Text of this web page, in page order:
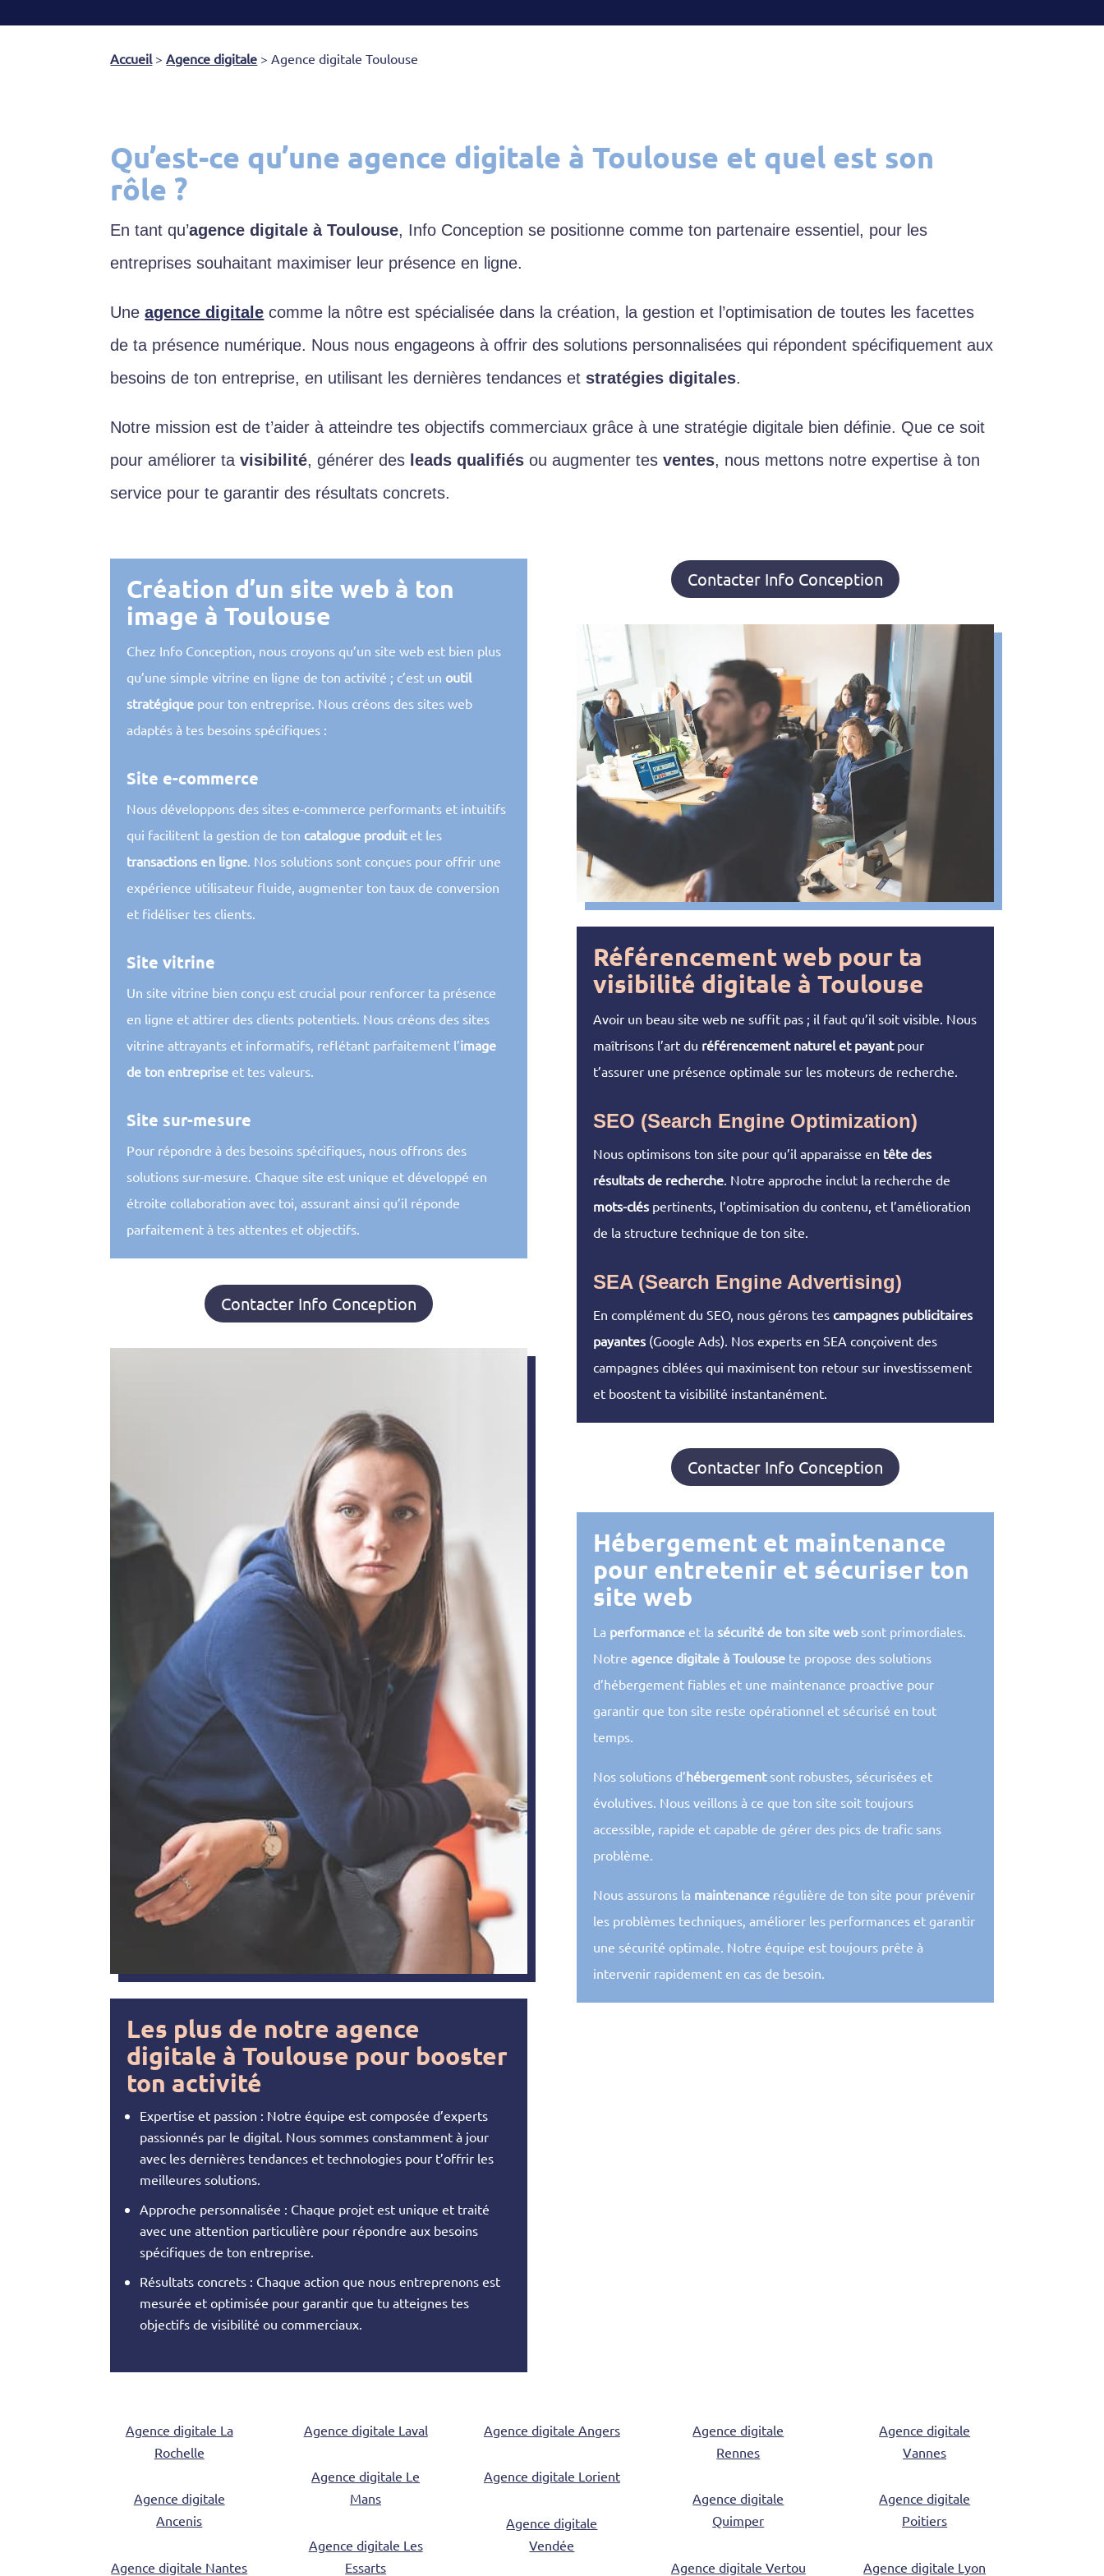
Accueil>Agence digitale >Agence digitale Toulouse
Qu’est-ce qu’une agence digitale à Toulouse et quel est son
rôle ?
En tant qu’agence digitale à Toulouse, Info Conception se positionne comme ton partenaire essentiel, pour les
entreprises souhaitant maximiser leur présence en ligne.
Uneagence digitale comme la nôtre est spécialisée dans la création, la gestion et l’optimisation de toutes les facettes
de ta présence numérique. Nous nous engageons à offrir des solutions personnalisées qui répondent spécifiquement aux
besoins de ton entreprise, en utilisant les dernières tendances et stratégies digitales.
Notre mission est de t’aider à atteindre tes objectifs commerciaux grâce à une stratégie digitale bien définie. Que ce soit
pour améliorer tavisibilité, générer des leads qualifiés ou augmenter tesventes, nous mettons notre expertise à ton
service pour te garantir des résultats concrets.
Création d’un site web à ton
image à Toulouse
Chez Info Conception, nous croyons qu’un site web est bien plus
qu’une simple vitrine en ligne de ton activité ; c’est un outil
stratégique pour ton entreprise. Nous créons des sites web
adaptés à tes besoins spécifiques :
Site e-commerce
Nous développons des sites e-commerce performants et intuitifs
qui facilitent la gestion de ton catalogue produitet les
transactions en ligne. Nos solutions sont conçues pour offrir une
expérience utilisateur fluide, augmenter ton taux de conversion
et fidéliser tes clients.
Site vitrine
Un site vitrine bien conçu est crucial pour renforcer ta présence
en ligne et attirer des clients potentiels. Nous créons des sites
vitrine attrayants et informatifs, reflétant parfaitement l’image
de ton entreprise et tes valeurs.
Site sur-mesure
Pour répondre à des besoins spécifiques, nous offrons des
solutions sur-mesure. Chaque site est unique et développé en
étroite collaboration avec toi, assurant ainsi qu’il réponde
parfaitement à tes attentes et objectifs.
Contacter Info Conception
Les plus de notre agence
digitale à Toulouse pour booster
ton activité
Expertise et passion : Notre équipe est composée d’experts
passionnés par le digital. Nous sommes constamment à jour
avec les dernières tendances et technologies pour t’offrir les
meilleures solutions.
Approche personnalisée : Chaque projet est unique et traité
avec une attention particulière pour répondre aux besoins
spécifiques de ton entreprise.
Résultats concrets : Chaque action que nous entreprenons est
mesurée et optimisée pour garantir que tu atteignes tes
objectifs de visibilité ou commerciaux.
Contacter Info Conception
Référencement web pour ta
visibilité digitale à Toulouse
Avoir un beau site web ne suffit pas ; il faut qu’il soit visible. Nous
maîtrisons l’art du référencement naturel et payantpour
t’assurer une présence optimale sur les moteurs de recherche.
SEO (Search Engine Optimization)
Nous optimisons ton site pour qu’il apparaisse en tête des
résultats de recherche. Notre approche inclut la recherche de
mots-cléspertinents, l’optimisation du contenu, et l’amélioration
de la structure technique de ton site.
SEA (Search Engine Advertising)
En complément du SEO, nous gérons tes campagnes publicitaires
payantes(Google Ads). Nos experts en SEA conçoivent des
campagnes ciblées qui maximisent ton retour sur investissement
et boostent ta visibilité instantanément.
Contacter Info Conception
Hébergement et maintenance
pour entretenir et sécuriser ton
site web
La performanceet la sécurité de ton site websont primordiales.
Notre agence digitale à Toulousete propose des solutions
d’hébergement fiables et une maintenance proactive pour
garantir que ton site reste opérationnel et sécurisé en tout
temps.
Nos solutions d’hébergementsont robustes, sécurisées et
évolutives. Nous veillons à ce que ton site soit toujours
accessible, rapide et capable de gérer des pics de trafic sans
problème.
Nous assurons la maintenancerégulière de ton site pour prévenir
les problèmes techniques, améliorer les performances et garantir
une sécurité optimale. Notre équipe est toujours prête à
intervenir rapidement en cas de besoin.
Agence digitale La
Rochelle
Agence digitale
Ancenis
Agence digitale Nantes
Agence digitale Laval
Agence digitale Le
Mans
Agence digitale Les
Essarts
Agence digitale Angers
Agence digitale Lorient
Agence digitale
Vendée
Agence digitale
Rennes
Agence digitale
Quimper
Agence digitale Vertou
Agence digitale
Vannes
Agence digitale
Poitiers
Agence digitale Lyon